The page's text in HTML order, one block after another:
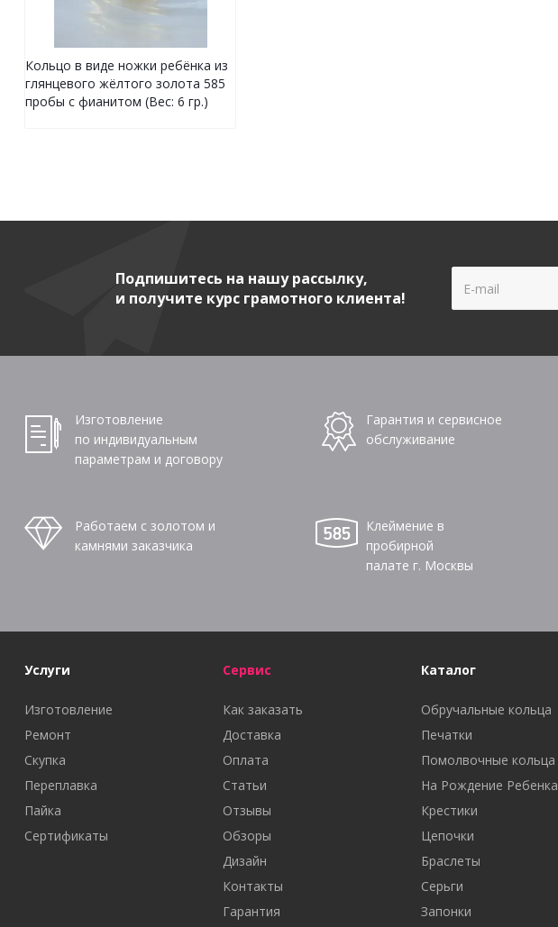
Кольцо в виде ножки ребёнка из
глянцевого жёлтого золота 585
пробы с фианитом (Вес: 6 гр.)
Подпишитесь на нашу рассылку,
и получите курс грамотного клиента!
Изготовление
по индивидуальным
параметрам и договору
Гарантия и сервисное
обслуживание
Работаем с золотом и
камнями заказчика
Клеймение в
пробирной
палате г. Москвы
Услуги
Изготовление
Ремонт
Скупка
Переплавка
Пайка
Сертификаты
Сервис
Как заказать
Доставка
Оплата
Статьи
Отзывы
Обзоры
Дизайн
Контакты
Гарантия
Каталог
Обручальные кольца
Печатки
Помолвочные кольца
На Рождение Ребенка
Крестики
Цепочки
Браслеты
Серьги
Запонки